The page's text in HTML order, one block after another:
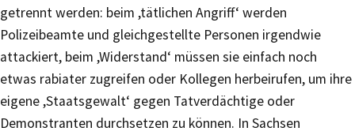
getrennt werden: beim ,tätlichen Angriff‘ werden
Polizeibeamte und gleichgestellte Personen irgendwie
attackiert, beim ,Widerstand‘ müssen sie einfach noch
etwas rabiater zugreifen oder Kollegen herbeirufen, um ihre
eigene ,Staatsgewalt‘ gegen Tatverdächtige oder
Demonstranten durchsetzen zu können. In Sachsen